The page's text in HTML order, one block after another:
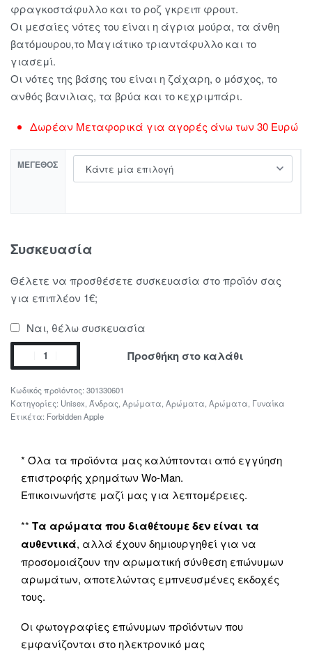
φραγκοστάφυλλο και το ροζ γκρειπ φρουτ.
Οι μεσαίες νότες του είναι η άγρια μούρα, τα άνθη
βατόμουρου,το Μαγιάτικο τριαντάφυλλο και το
γιασεμί.
Οι νότες της βάσης του είναι η ζάχαρη, ο μόσχος, το
ανθός βανιλιας, τα βρύα και το κεχριμπάρι.
Δωρέαν Μεταφορικά για αγορές άνω των 30 Ευρώ
ΜΈΓΕΘΟΣ
Συσκευασία
Θέλετε να προσθέσετε συσκευασία στο προϊόν σας
για επιπλέον 1€;
Ναι, θέλω συσκευασία
Προσθήκη στο καλάθι
301330601
Κατηγορίες: Unisex Άνδρας Αρώματα Αρώματα Αρώματα Γυναίκα
Ετικέτα: Forbidden Apple
* Όλα τα προϊόντα μας καλύπτονται από εγγύηση
επιστροφής χρημάτων Wo-Man.
Επικοινωνήστε μαζί μας για λεπτομέρειες.
** Τα αρώματα που διαθέτουμε δεν είναι τα
αυθεντικά, αλλά έχουν δημιουργηθεί για να
προσομοιάζουν την αρωματική σύνθεση επώνυμων
αρωμάτων, αποτελώντας εμπνευσμένες εκδοχές
τους.
Οι φωτογραφίες επώνυμων προϊόντων που
εμφανίζονται στο ηλεκτρονικό μας